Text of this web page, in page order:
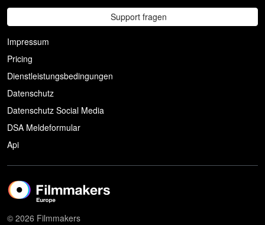
Support fragen
Impressum
Pricing
Dienstleistungsbedingungen
Datenschutz
Datenschutz Social Media
DSA Meldeformular
Api
© 2026 Filmmakers